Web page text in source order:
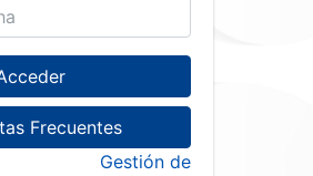
Frecuentes
Gestión de